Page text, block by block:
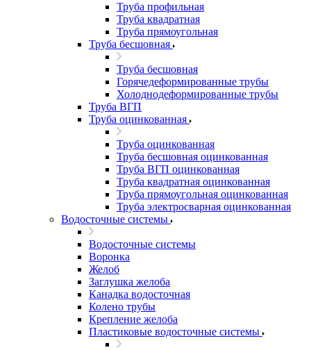
Труба профильная
Труба квадратная
Труба прямоугольная
Труба бесшовная
Труба бесшовная
Горячедеформированные трубы
Холоднодеформированные трубы
Труба ВГП
Труба оцинкованная
Труба оцинкованная
Труба бесшовная оцинкованная
Труба ВГП оцинкованная
Труба квадратная оцинкованная
Труба прямоугольная оцинкованная
Труба электросварная оцинкованная
Водосточные системы
Водосточные системы
Воронка
Желоб
Заглушка желоба
Канадка водосточная
Колено трубы
Крепление желоба
Пластиковые водосточные системы